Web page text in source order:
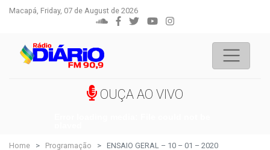
Macapá, Friday, 07 de August de 2026
OUÇA AO VIVO
Home Programação ENSAIO GERAL – 10 – 01 – 2020